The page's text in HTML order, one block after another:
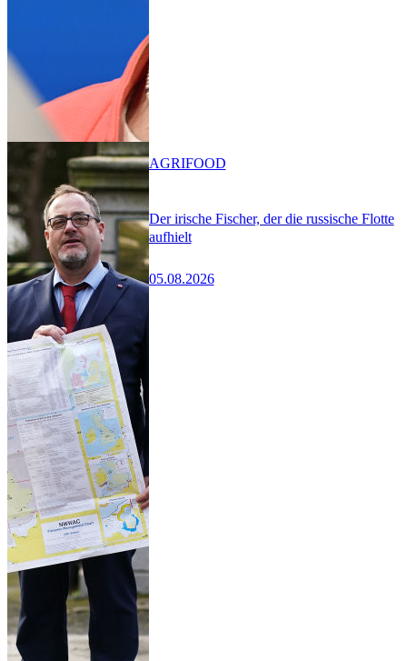
Der irische Fischer, der die russische Flotte
aufhielt
05.08.2026
AGRIFOOD